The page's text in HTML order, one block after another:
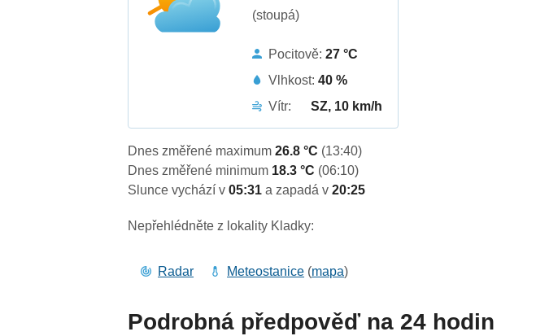
(stoupá)
Pocitově:27 °C
Vlhkost:40 %
Vítr:
SZ, 10 km/h
Dnes změřené maximum26.8 °C (13:40)
Dnes změřené minimum 18.3 °C (06:10)
Slunce vychází v05:31a zapadá v20:25
Nepřehlédněte z lokality Kladky:
Radar Meteostanice (mapa)
Podrobná předpověď na 24 hodin